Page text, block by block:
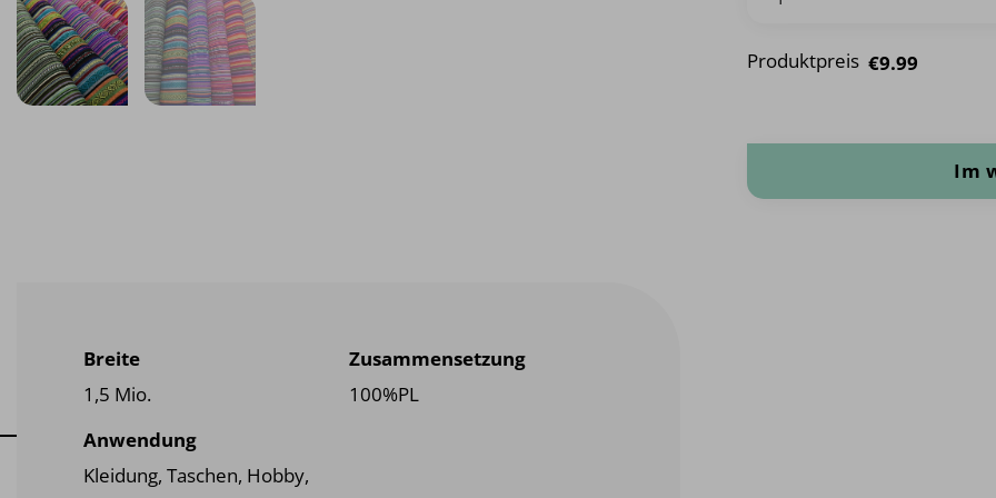
Produktpreis €9.99
Im
Breite
1,5 Mio.
Zusammensetzung
100%PL
Anwendung
Kleidung, Taschen, Hobby,